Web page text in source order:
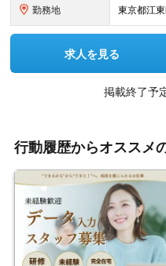
勤務地
求人を見る
掲載終了予
行動履歴からオススメ